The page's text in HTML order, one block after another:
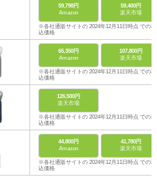
59,798円
Amazon
59,400円
楽天市場
※各社通販サイトの 2024年12月11日時点 での税
込価格
65,350円
Amazon
107,800円
楽天市場
※各社通販サイトの 2024年12月11日時点 での税
込価格
126,500円
楽天市場
※各社通販サイトの 2024年12月11日時点 での税
込価格
44,800円
Amazon
41,780円
楽天市場
※各社通販サイトの 2024年12月11日時点 での税
込価格